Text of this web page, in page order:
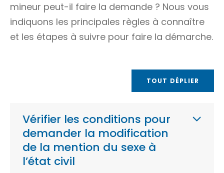
mineur peut-il faire la demande ? Nous vous
indiquons les principales règles à connaître
et les étapes à suivre pour faire la démarche.
TOUT DÉPLIER
Vérifier les conditions pour
demander la modification
de la mention du sexe à
l’état civil